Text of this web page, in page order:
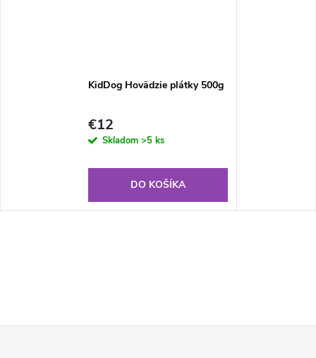
KidDog Hovädzie plátky 500g
€12
Skladom >5 ks
DO KOŠÍKA